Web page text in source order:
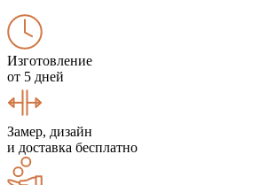
Изготовление
от 5 дней
Замер, дизайн
и доставка бесплатно